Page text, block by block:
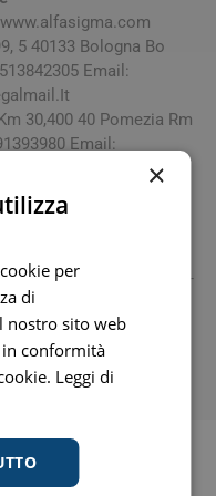
5 40133 Bologna Bo
Email:
30,400 40 Pomezia Rm
Email:
Spa
134 Santa Palomba
Email:
informazioni inesatte
×
per
di
nostro sito web
conformità
Leggi di